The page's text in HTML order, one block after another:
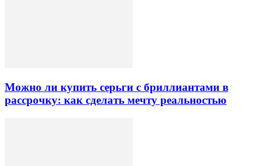
Можно ли купить серьги с бриллиантами в
рассрочку: как сделать мечту реальностью